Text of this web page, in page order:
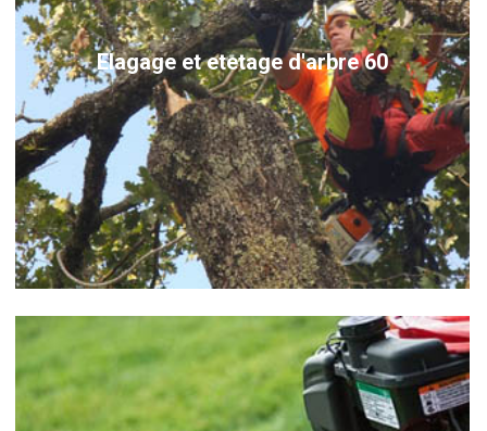
Elagage et etetage d'arbre 60